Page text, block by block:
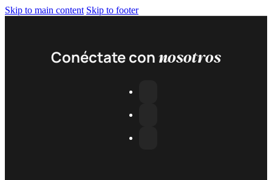
Skip to main content Skip to footer
Conéctate connosotros